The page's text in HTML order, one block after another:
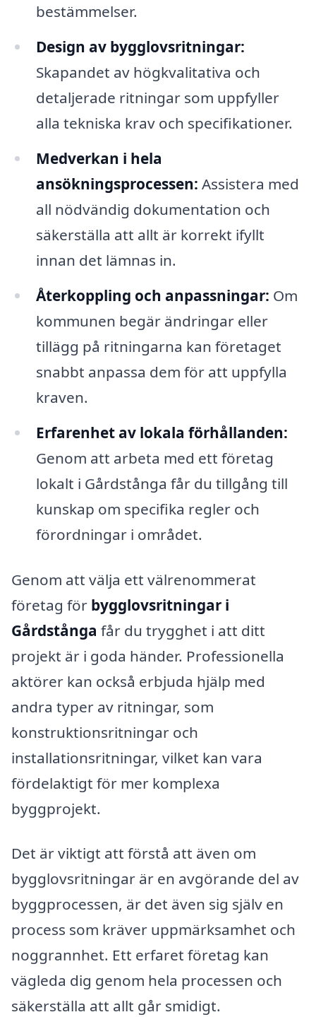
bestämmelser.
Design av bygglovsritningar:
Skapandet av högkvalitativa och
detaljerade ritningar som uppfyller
alla tekniska krav och specifikationer.
Medverkan i hela
ansökningsprocessen: Assistera med
all nödvändig dokumentation och
säkerställa att allt är korrekt ifyllt
innan det lämnas in.
Återkoppling och anpassningar: Om
kommunen begär ändringar eller
tillägg på ritningarna kan företaget
snabbt anpassa dem för att uppfylla
kraven.
Erfarenhet av lokala förhållanden:
Genom att arbeta med ett företag
lokalt i Gårdstånga får du tillgång till
kunskap om specifika regler och
förordningar i området.
Genom att välja ett välrenommerat
företag för bygglovsritningar i
Gårdstånga får du trygghet i att ditt
projekt är i goda händer. Professionella
aktörer kan också erbjuda hjälp med
andra typer av ritningar, som
konstruktionsritningar och
installationsritningar, vilket kan vara
fördelaktigt för mer komplexa
byggprojekt.
Det är viktigt att förstå att även om
bygglovsritningar är en avgörande del av
byggprocessen, är det även sig själv en
process som kräver uppmärksamhet och
noggrannhet. Ett erfaret företag kan
vägleda dig genom hela processen och
säkerställa att allt går smidigt.